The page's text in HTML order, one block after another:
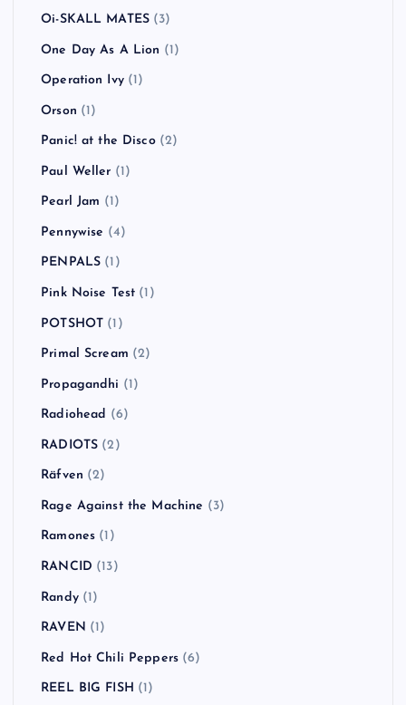
Oi-SKALL MATES (3)
One Day As A Lion (1)
Operation Ivy(1)
Orson (1)
Panic! at the Disco(2)
Paul Weller (1)
Pearl Jam (1)
Pennywise (4)
PENPALS (1)
Pink Noise Test (1)
POTSHOT (1)
Primal Scream (2)
Propagandhi (1)
Radiohead (6)
RADIOTS (2)
Räfven (2)
Rage Against the Machine (3)
Ramones (1)
RANCID (13)
Randy(1)
RAVEN (1)
Red Hot Chili Peppers (6)
REEL BIG FISH (1)